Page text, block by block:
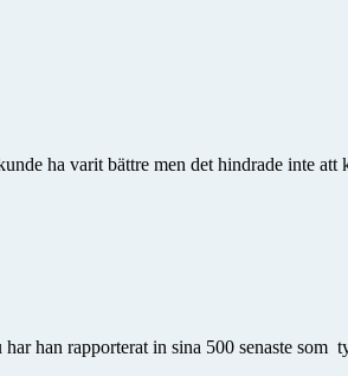
ha varit bättre men det hindrade inte att
han rapporterat in sina 500 senaste som